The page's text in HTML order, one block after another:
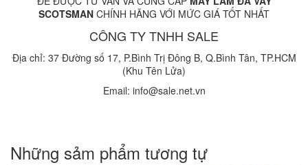
SCOTSMAN CHÍNH HÃNG VỚI MỨC GIÁ TỐT NHẤT
CÔNG TY TNHH SALE
Địa chỉ: 37 Đường số 17, P.Bình Trị Đông B, Q.Bình Tân, TP.HCM
(Khu Tên Lửa)
Email: info@sale.net.vn
Những sảm phẩm tương tự